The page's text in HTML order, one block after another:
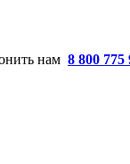
нам 8 800 775